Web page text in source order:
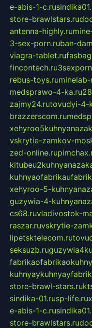
e-abis-1-c.ru
store-brawlstars.ru
antenna-highly.ru
3-sex-porn.ruban-
viagra-tablet.ru
fincontech.ru
rebus-toys.ru
medsprawo-4-ka.ru
zajmy24.rutovudyi-4-
brazzerscom.ru
vskrytie-zamkov-
zed-online.ru
xehyroo-5-
guzywia-4-
cs68.ruvladivostok-
raszar.ruvskrytie-
lipetsktelecom.ru
seksuzb.ru
store-brawl-stars.ru
sindika-01.rusp-life.ru
e-abis-1-c.ru
store-brawlstars.ru